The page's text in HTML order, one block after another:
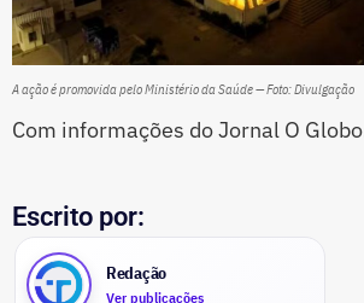
A ação é promovida pelo Ministério da Saúde — Foto: Divulgação
Com informações do Jornal O
Escrito por:
Redação
Ver publicações